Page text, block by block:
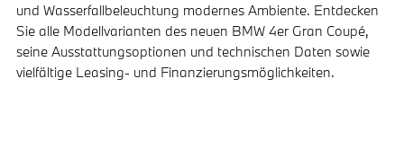
und Wasserfallbeleuchtung modernes Ambiente. Entdecken
Sie alle Modellvarianten des neuen BMW 4er Gran Coupé,
seine Ausstattungsoptionen und technischen Daten sowie
vielfältige Leasing- und Finanzierungsmöglichkeiten.